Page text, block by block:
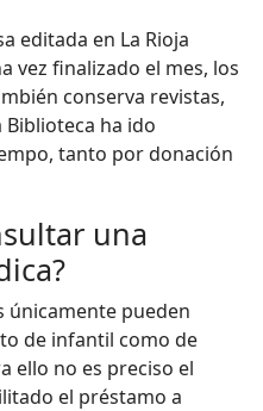
editada en La Rioja
vez finalizado el mes, los
conserva revistas,
ha ido
tanto por donación
una
únicamente pueden
de infantil como de
ello no es preciso el
el préstamo a